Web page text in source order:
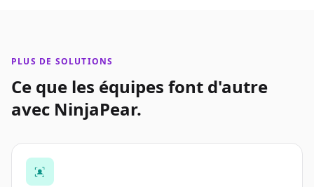
PLUS DE SOLUTIONS
Ce que les équipes font d'autre
avec NinjaPear.